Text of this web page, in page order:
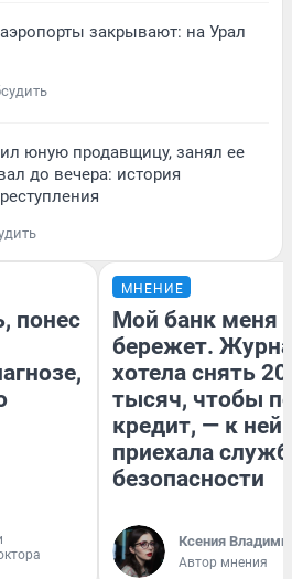
закрывают: на Урал
юную продавщицу, занял ее
до вечера: история
понес
МНЕНИЕ
Мой банк меня
бережет.
хотела снять
тысяч, чтобы
кредит, — к
приехала
безопасности
Ксения
Автор мнения